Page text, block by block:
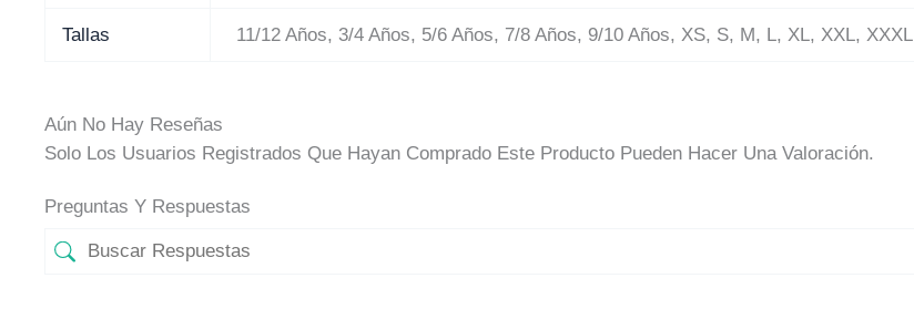
Tallas 11/12 Años, 3/4 Años, 5/6 Años, 7/8 Años, 9/10 Años, XS, S, M, L, XL, XXL, XXXL
Aún No Hay Reseñas
Solo Los Usuarios Registrados Que Hayan Comprado Este Producto Pueden Hacer Una Valoración.
Preguntas Y Respuestas